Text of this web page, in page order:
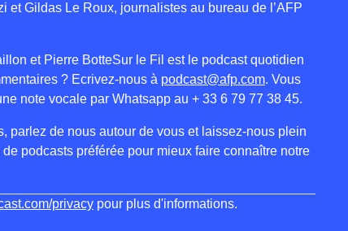
et Gildas Le Roux, journalistes au bureau de l’AFP
et Pierre BotteSur le Fil est le podcast quotidien
? Ecrivez-nous à podcast@afp.com. Vous
note vocale par Whatsapp au + 33 6 79 77 38 45.
parlez de nous autour de vous et laissez-nous plein
podcasts préférée pour mieux faire connaître notre
privacy pour plus d'informations.